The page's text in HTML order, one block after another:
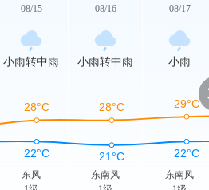
08/15
小雨转中雨
东风
08/16
小雨转中雨
东南风
08/17
小雨
东南风